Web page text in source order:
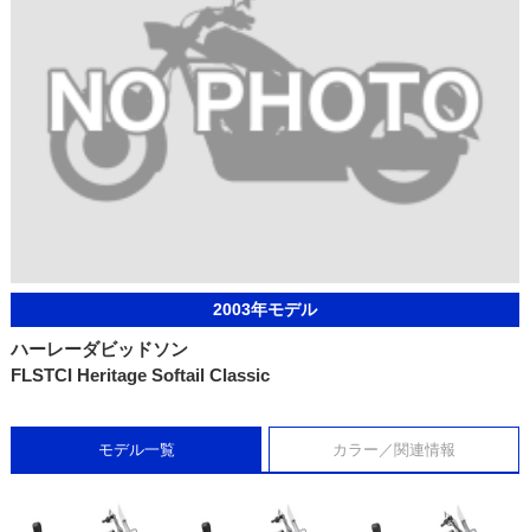
2003年モデル
ハーレーダビッドソン
FLSTCI Heritage Softail Classic
モデル一覧 カラー／関連情報